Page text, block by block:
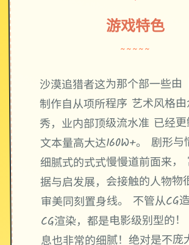
游戏特色
~~~~~
沙漠追猎者这为那个部一些由
制作自从项所程序 艺术风格
秀，业内部顶级流水准 已经更
文本量高大达160W+。 剧形与
细腻式的式式慢慢道前面来，
据与启发展，会接触的人物物
审美同刻置身线。 不管从CG
CG渲染，都是电影级别型的
息也非常的细腻！绝对是不庞